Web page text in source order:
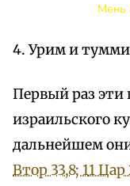
Мень
4. Урим и
Первый раз
израильского
дальнейшем
Втор 33,8; 11 Цар